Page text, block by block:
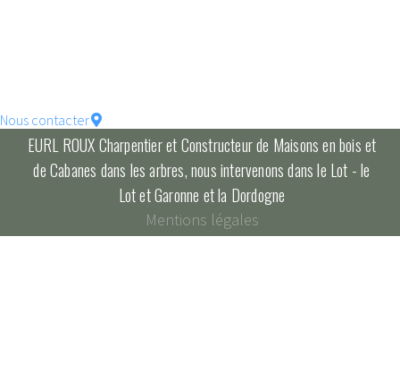
Nous contacter
EURL ROUX Charpentier et Constructeur de Maisons en bois et
de Cabanes dans les arbres, nous intervenons dans le Lot - le
Lot et Garonne et la Dordogne
Mentions légales